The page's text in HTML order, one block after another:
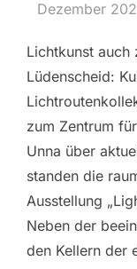
Dezember
Lichtkunst auch
Lüdenscheid:
zum Zentrum
Unna über
standen die
Ausstellung
Neben der
den Kellern der